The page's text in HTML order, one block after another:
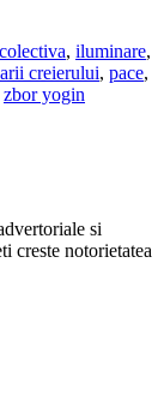
, iluminare,
creierului, pace,
zbor yogin
si
creste notorietatea